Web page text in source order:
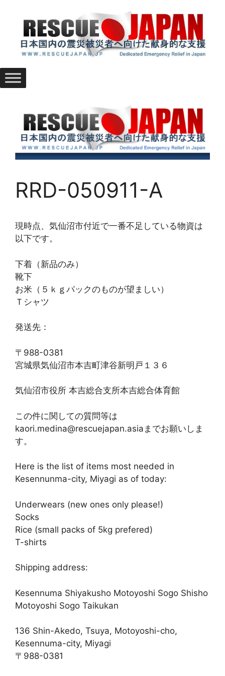
content
RRD-050911-A
現時点、気仙沼市付近で一番不足している物資は
以下です。
下着（新品のみ）
靴下
お米（５ｋｇパックのものが望ましい）
Ｔシャツ
発送先：
〒988-0381
宮城県気仙沼市本吉町津谷新明戸１３６
気仙沼市役所 本吉総合支所本吉総合体育館
この件に関しての質問等は
kaori.medina@rescuejapan.asiaまでお願いしま
す。
Here is the list of items most needed in
Kesennunma-city, Miyagi as of today:
Underwears (new ones only please!)
Socks
Rice (small packs of 5kg prefered)
T-shirts
Shipping address:
Kesennuma Shiyakusho Motoyoshi Sogo Shisho
Motoyoshi Sogo Taikukan
136 Shin-Akedo, Tsuya, Motoyoshi-cho,
Kesennuma-city, Miyagi
〒988-0381